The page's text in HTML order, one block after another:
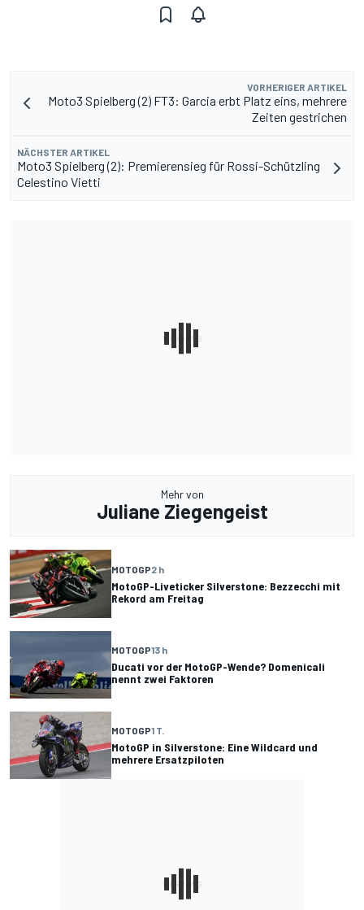
VORHERIGER ARTIKEL
Moto3 Spielberg (2) FT3: Garcia erbt Platz eins, mehrere
Zeiten gestrichen
NÄCHSTER ARTIKEL
Moto3 Spielberg (2): Premierensieg für Rossi-Schützling
Celestino Vietti
Mehr von
Juliane Ziegengeist
MOTOGP2 h
MotoGP-Liveticker Silverstone: Bezzecchi mit
Rekord am Freitag
MOTOGP13 h
Ducati vor der MotoGP-Wende? Domenicali
nennt zwei Faktoren
MOTOGP1 T.
MotoGP in Silverstone: Eine Wildcard und
mehrere Ersatzpiloten